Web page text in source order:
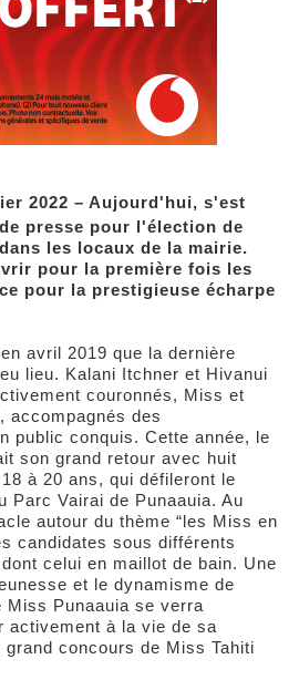
2022 – Aujourd'hui, s'est
presse pour l'élection de
les locaux de la mairie.
pour la première fois les
pour la prestigieuse écharpe
avril 2019 que la dernière
lieu. Kalani Itchner et Hivanui
couronnés, Miss et
accompagnés des
public conquis. Cette année, le
son grand retour avec huit
à 20 ans, qui défileront le
Parc Vairai de Punaauia. Au
autour du thème “les Miss en
candidates sous différents
celui en maillot de bain. Une
et le dynamisme de
Miss Punaauia se verra
activement à la vie de sa
grand concours de Miss Tahiti